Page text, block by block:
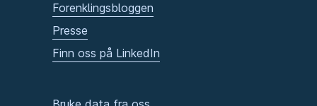
Forenklingsbloggen
Presse
Finn oss på LinkedIn